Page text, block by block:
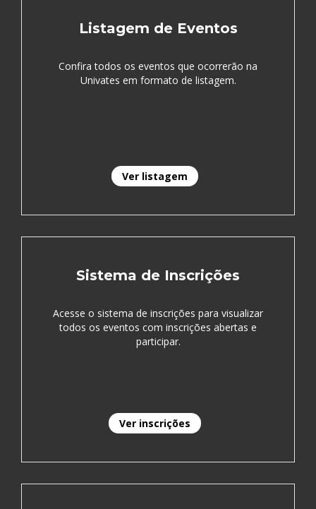
Listagem de Eventos
Confira todos os eventos que ocorrerão na
Univates em formato de listagem.
Ver listagem
Sistema de Inscrições
Acesse o sistema de inscrições para visualizar
todos os eventos com inscrições abertas e
participar.
Ver inscrições